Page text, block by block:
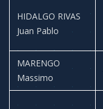
HIDALGO RIVAS
Juan Pablo
MARENGO
Massimo